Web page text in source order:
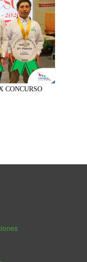
CONCURSO